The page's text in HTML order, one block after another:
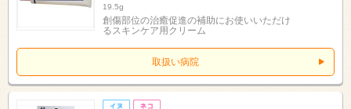
19.5g
創傷部位の治癒促進の補助にお使いいただけ
るスキンケア用クリーム
取扱い病院